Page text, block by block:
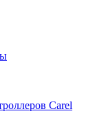
Carel